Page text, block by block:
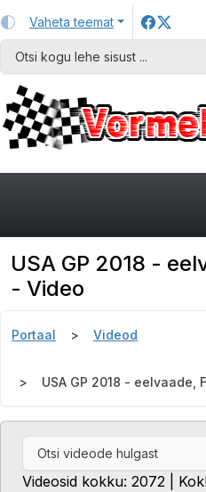
Vaheta teemat
USA GP 2018 -
- Video
Portaal Videod
USA GP 2018 - eelvaade,
Videosid kokku: 2072 |